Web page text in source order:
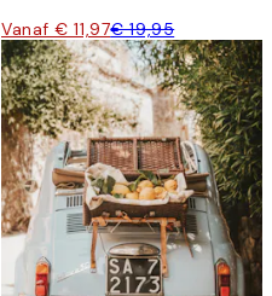
Vanaf € 11,97€ 19,95